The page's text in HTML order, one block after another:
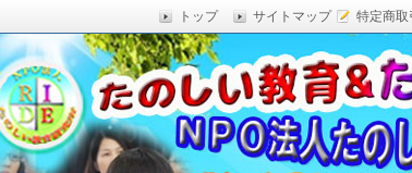
特定商取
トップ サイトマップ
たのしい教育研究所（沖縄）
楽しい授業,たのしい授業,楽しい自由研究,面白い自由
い,RIDE,沖縄県 教育,たのしい授業,たのしい教育 日
Education,楽しい授業,教育技術,教育方法,内発的動機
力向上,教育技術,教育方法,沖縄 教育問題,enjoyable
教員採用試験,沖縄 教育,たのしい教育,沖縄の学力,仮
科学,たのしい科学,たのしく学び 一生ものの「賢さ・